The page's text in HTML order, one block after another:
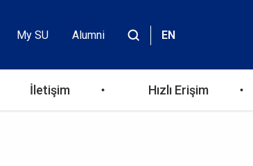
My SU
Alumni
EN
İletişim Hızlı Erişim